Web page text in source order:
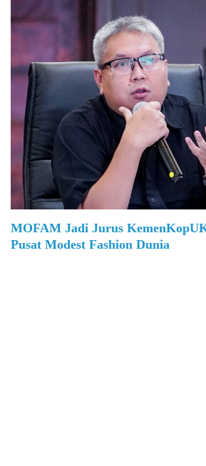
MOFAM Jadi Jurus
Pusat Modest Fashion Dunia